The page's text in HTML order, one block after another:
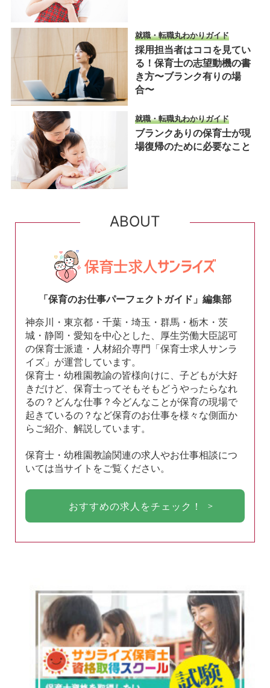
就職・転職丸わかりガイド
採用担当者はココを見てい
る！保育士の志望動機の書
き方〜ブランク有りの場
合〜
就職・転職丸わかりガイド
ブランクありの保育士が現
場復帰のために必要なこと
ABOUT
「保育のお仕事パーフェクトガイド」編集部
神奈川・東京都・千葉・埼玉・群馬・栃木・茨
城・静岡・愛知を中心とした、厚生労働大臣認可
の保育士派遣・人材紹介専門「保育士求人サンラ
イズ」が運営しています。
保育士・幼稚園教諭の皆様向けに、子どもが大好
きだけど、保育士ってそもそもどうやったらなれ
るの？どんな仕事？今どんなことが保育の現場で
起きているの？など保育のお仕事を様々な側面か
らご紹介、解説しています。
保育士・幼稚園教諭関連の求人やお仕事相談につ
いては当サイトをご覧ください。
おすすめの求人をチェック！